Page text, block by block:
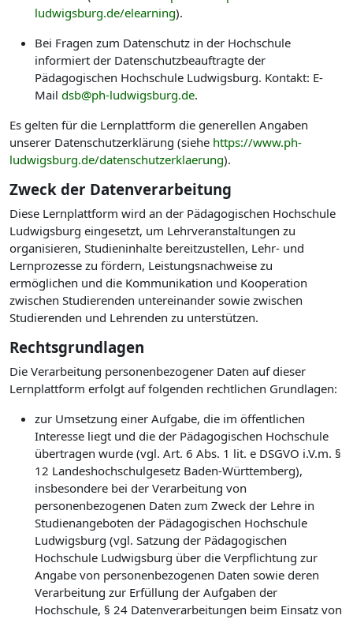
ludwigsburg.de/elearning).
Bei Fragen zum Datenschutz in der Hochschule
informiert der Datenschutzbeauftragte der
Pädagogischen Hochschule Ludwigsburg. Kontakt: E-
Mail dsb@ph-ludwigsburg.de.
Es gelten für die Lernplattform die generellen Angaben
unserer Datenschutzerklärung (siehe https://www.ph-
ludwigsburg.de/datenschutzerklaerung).
Zweck der Datenverarbeitung
Diese Lernplattform wird an der Pädagogischen Hochschule
Ludwigsburg eingesetzt, um Lehrveranstaltungen zu
organisieren, Studieninhalte bereitzustellen, Lehr- und
Lernprozesse zu fördern, Leistungsnachweise zu
ermöglichen und die Kommunikation und Kooperation
zwischen Studierenden untereinander sowie zwischen
Studierenden und Lehrenden zu unterstützen.
Rechtsgrundlagen
Die Verarbeitung personenbezogener Daten auf dieser
Lernplattform erfolgt auf folgenden rechtlichen Grundlagen:
zur Umsetzung einer Aufgabe, die im öffentlichen
Interesse liegt und die der Pädagogischen Hochschule
übertragen wurde (vgl. Art. 6 Abs. 1 lit. e DSGVO i.V.m. §
12 Landeshochschulgesetz Baden-Württemberg),
insbesondere bei der Verarbeitung von
personenbezogenen Daten zum Zweck der Lehre in
Studienangeboten der Pädagogischen Hochschule
Ludwigsburg (vgl. Satzung der Pädagogischen
Hochschule Ludwigsburg über die Verpflichtung zur
Angabe von personenbezogenen Daten sowie deren
Verarbeitung zur Erfüllung der Aufgaben der
Hochschule, § 24 Datenverarbeitungen beim Einsatz von